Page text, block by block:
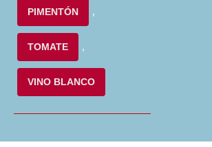
PIMENTÓN ,
TOMATE ,
VINO BLANCO